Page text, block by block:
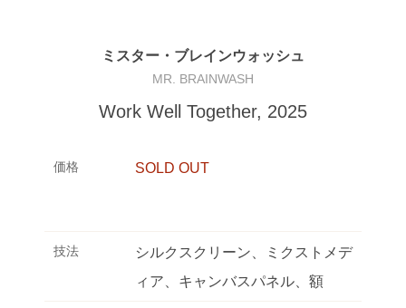
ミスター・ブレインウォッシュ
MR. BRAINWASH
Work Well Together, 2025
価格 SOLD OUT
技法
シルクスクリーン、ミクストメデ
ィア、キャンバスパネル、額